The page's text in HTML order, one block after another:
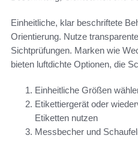
Einheitliche, klar beschriftete
Orientierung. Nutze
Sichtprüfungen. Marken wie
bieten luftdichte Optionen, die
Einheitliche Größen
Etikettiergerät oder
Etiketten nutzen
Messbecher und